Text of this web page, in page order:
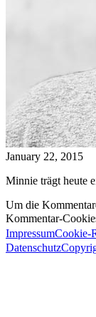
January 22, 2015
Minnie trägt heute
Um die
Kommentar-
ImpressumCookie-
Datenschutz